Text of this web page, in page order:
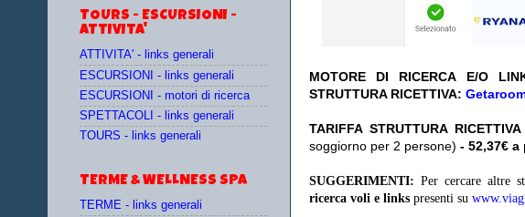
MOTORE DI RICERCA E/O
STRUTTURA RICETTIVA:
TARIFFA STRUTTURA
soggiorno per 2 persone) - 52,37€ a
SUGGERIMENTI: Per cercare altre
ricerca voli e links presenti su
TOURS - ESCURSIONI -
ATTIVITA'
ATTIVITA' - links generali
ESCURSIONI - links generali
ESCURSIONI - motori di ricerca
SPETTACOLI - links generali
TOURS - links generali
TERME & WELLNESS SPA
TERME - links generali